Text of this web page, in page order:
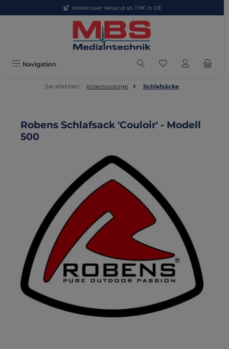
Zum Hauptinhalt springenKostenloser Versand ab 119€ in DE
Navigation Du hast 0
Sie sind hier: Krisenvorsorge Schlafsäcke
Robens Schlafsack 'Couloir' - Modell
500